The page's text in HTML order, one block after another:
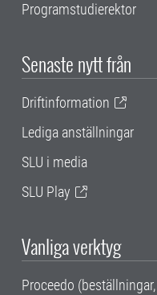
Programstudierektor
Senaste nytt från
Driftinformation
Lediga anställningar
SLU i media
SLU Play
Vanliga verktyg
Proceedo